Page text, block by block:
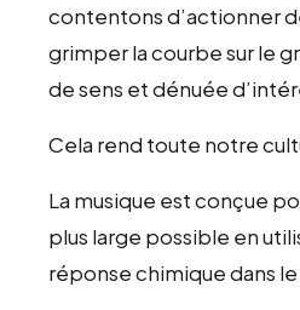
contentons d’actionner
grimper la courbe sur le
de sens et dénuée
Cela rend toute notre
La musique est conçue
plus large possible en
réponse chimique dans